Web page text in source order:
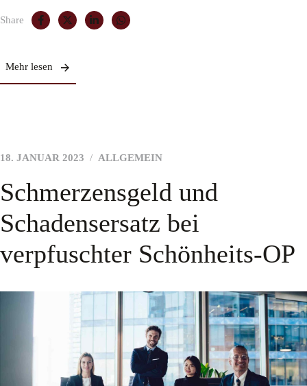
Share
Mehr lesen
18. JANUAR 2023 ALLGEMEIN
Schmerzensgeld und
Schadensersatz bei
verpfuschter Schönheits-OP